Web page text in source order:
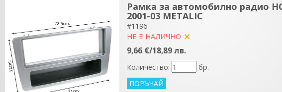
Рамка за автомобилно радио
2001-03 METALIC
#1196
НЕ Е НАЛИЧНО
9,66 €/18,89 лв.
Количество: бр.